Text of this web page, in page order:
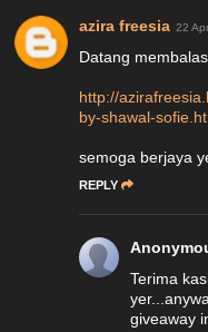
azira freesia 22
Datang
http://
by-shawal-
semoga berjaya
REPLY
Terima
giveaway